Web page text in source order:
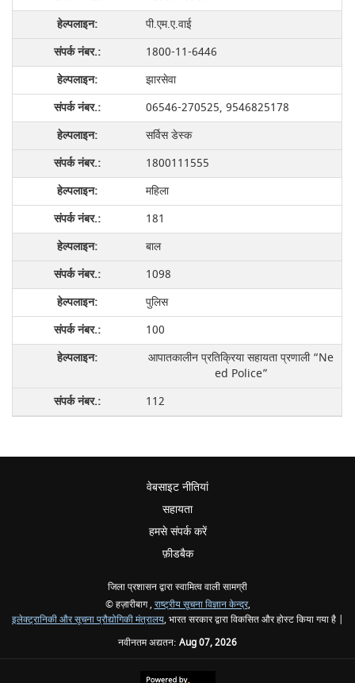
पी.एम.ए.वाई
1800-11-6446
झारसेवा
06546-270525, 9546825178
सर्विस डेस्क
1800111555
महिला
181
बाल
1098
पुलिस
100
आपातकालीन प्रतिक्रिया सहायता प्रणाली “Ne
ed Police”
112
वेबसाइट नीतियां
सहायता
हमसे संपर्क करें
फ़ीडबैक
जिला प्रशासन द्वारा स्वामित्व वाली सामग्री
© हज़ारीबाग , राष्ट्रीय सूचना विज्ञान केन्द्र,
इलेक्ट्रानिकी और सूचना प्रौद्योगिकी मंत्रालय, भारत सरकार द्वारा विकसित और होस्ट किया गया है |
नवीनतम अद्यतन: Aug 07, 2026